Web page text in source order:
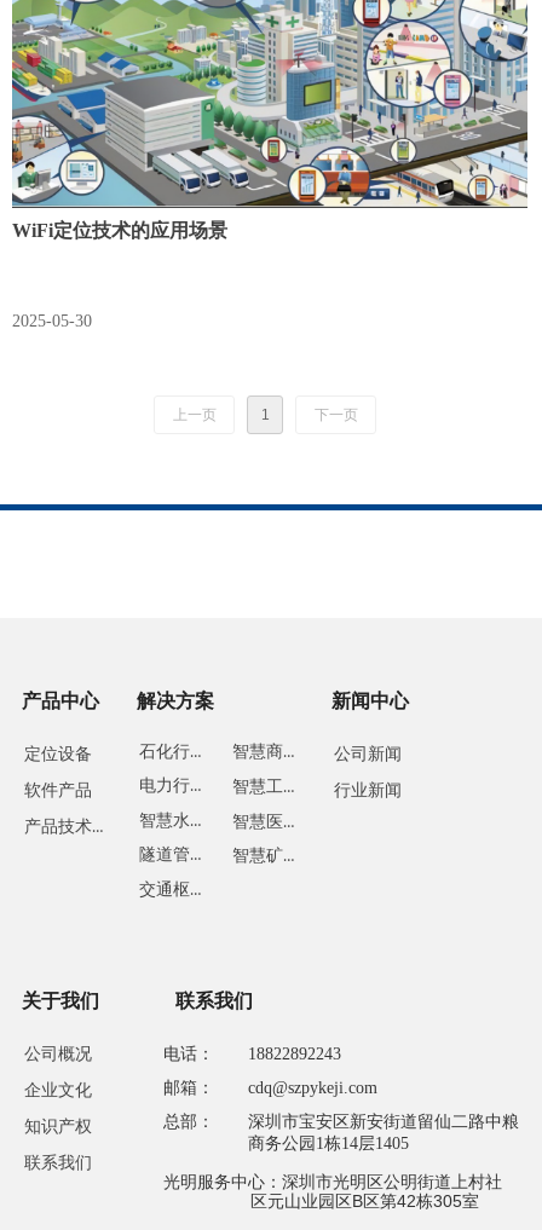
WiFi定位技术的应用场景
2025-05-30
上一页 1 下一页
产品中心
定位设备
软件产品
产品技术方案
解决方案
石化行业
电力行业
智慧水务
隧道管廊
交通枢纽
智慧商业
智慧工地
智慧医疗
智慧矿山
新闻中心
公司新闻
行业新闻
关于我们
公司概况
企业文化
知识产权
联系我们
联系我们
电话：
18822892243
邮箱：
cdq@szpykeji.com
总部：
深圳市宝安区新安街道留仙二路中粮
商务公园1栋14层1405
光明服务中心：深圳市光明区公明街道上村社
区元山业园区B区第42栋305室